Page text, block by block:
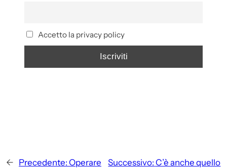
Accetto la privacy policy
← Precedente: Operare
Successivo: C’è anche quello